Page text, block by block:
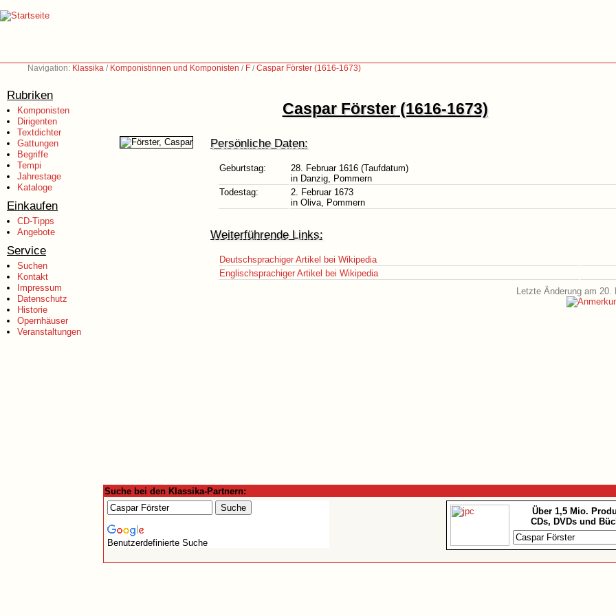
Navigation: Klassika / Komponistinnen und Komponisten / F /Caspar Förster (1616-1673)
Rubriken
Komponisten
Dirigenten
Textdichter
Gattungen
Begriffe
Tempi
Jahrestage
Kataloge
Einkaufen
CD-Tipps
Angebote
Service
Suchen
Kontakt
Impressum
Datenschutz
Historie
Opernhäuser
Veranstaltungen
Caspar Förster (1616-1673)
Persönliche Daten:
Geburtstag:
28. Februar 1616 (Taufdatum)
in Danzig, Pommern
Todestag:
2. Februar 1673
in Oliva, Pommern
Weiterführende Links:
Deutschsprachiger Artikel bei Wikipedia
Englischsprachiger Artikel bei Wikipedia
Letzte Änderung am 20.
Suche bei den Klassika-Partnern:
Benutzerdefinierte Suche
Über 1,5 Mio.
CDs, DVDs und